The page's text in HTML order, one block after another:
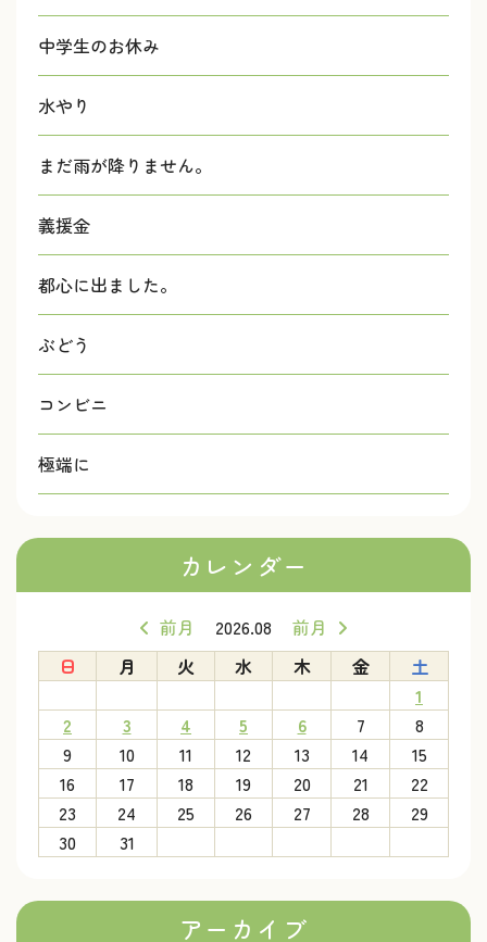
中学生のお休み
水やり
まだ雨が降りません。
義援金
都心に出ました。
ぶどう
コンビニ
極端に
カレンダー
前月 2026.08
前月
日
月 火 水 木 金
土
1
2
3 4 5 6 7
8
9
10 11 12 13 14
15
16
17 18 19 20 21
22
23
24 25 26 27 28
29
30
31
アーカイブ